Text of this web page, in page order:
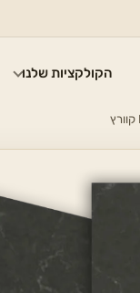
הקולקציות שלנו